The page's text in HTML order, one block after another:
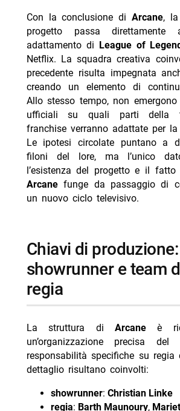
Con la conclusione di Arcane, la
progetto passa
adattamento di League of
Netflix. La squadra creativa
precedente risulta impegnata
creando un elemento di
Allo stesso tempo, non
ufficiali su quali parti della
franchise verranno adattate per la
Le ipotesi circolate puntano a
filoni del lore, ma l’unico
l’esistenza del progetto e il fatto
Arcanefunge da passaggio di
un nuovo ciclo televisivo.
chiavi di produzione:
showrunner e team
regia
La struttura di Arcane è
un’organizzazione precisa del
responsabilità specifiche su regia
dettaglio risultano coinvolti:
showrunner: Christian Linke
regia: Barth Maunoury,